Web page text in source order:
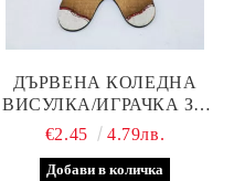
ДЪРВЕНА КОЛЕДНА
ВИСУЛКА/ИГРАЧКА ЗА
ЕЛХА КОЛЕДНА
ЧЕТИРИ
€2.45 4.79лв.